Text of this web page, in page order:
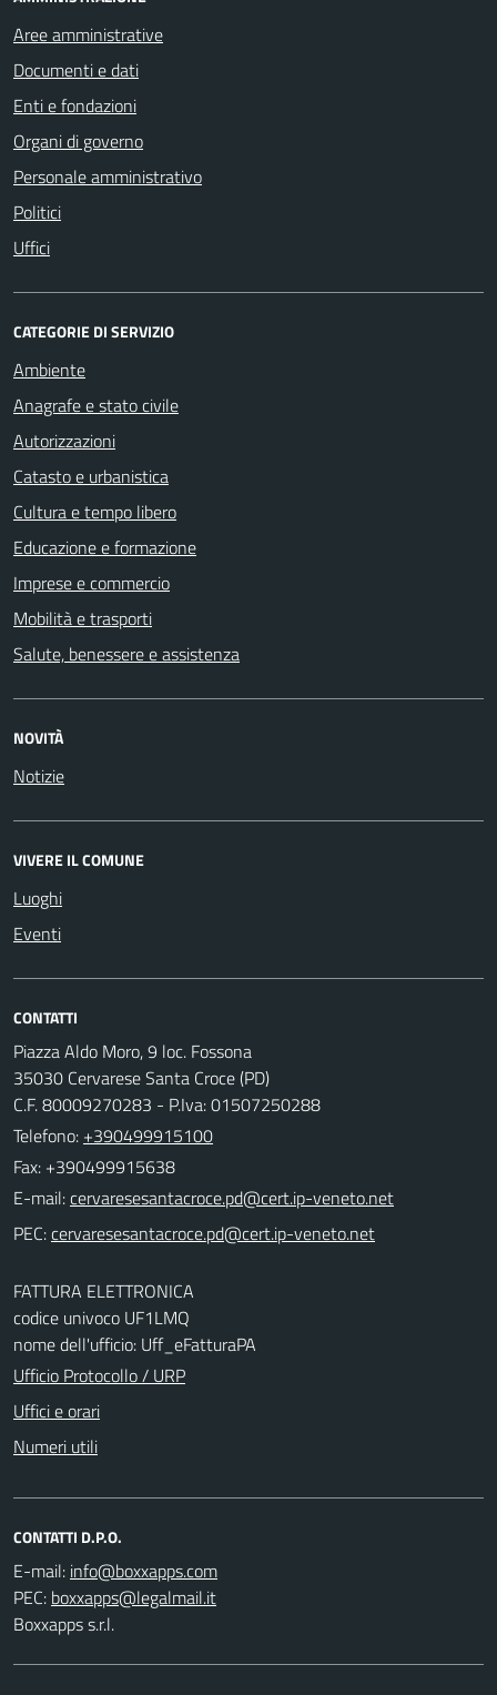
Aree amministrative
Documenti e dati
Enti e fondazioni
Organi di governo
Personale amministrativo
Politici
Uffici
CATEGORIE DI SERVIZIO
Ambiente
Anagrafe e stato civile
Autorizzazioni
Catasto e urbanistica
Cultura e tempo libero
Educazione e formazione
Imprese e commercio
Mobilità e trasporti
Salute, benessere e assistenza
NOVITÀ
Notizie
VIVERE IL COMUNE
Luoghi
Eventi
CONTATTI
Piazza Aldo Moro, 9 loc. Fossona
35030 Cervarese Santa Croce (PD)
C.F. 80009270283 - P.Iva: 01507250288
Telefono: +390499915100
Fax: +390499915638
E-mail:
PEC:
FATTURA ELETTRONICA
codice univoco UF1LMQ
nome dell'ufficio: Uff_eFatturaPA
Ufficio Protocollo / URP
Uffici e orari
Numeri utili
CONTATTI D.P.O.
E-mail:
PEC:
Boxxapps s.r.l.